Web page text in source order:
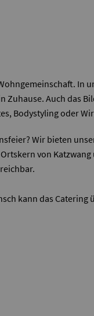
In
Zuhause. Auch das
Bodystyling oder
Wir bieten
von
kann das